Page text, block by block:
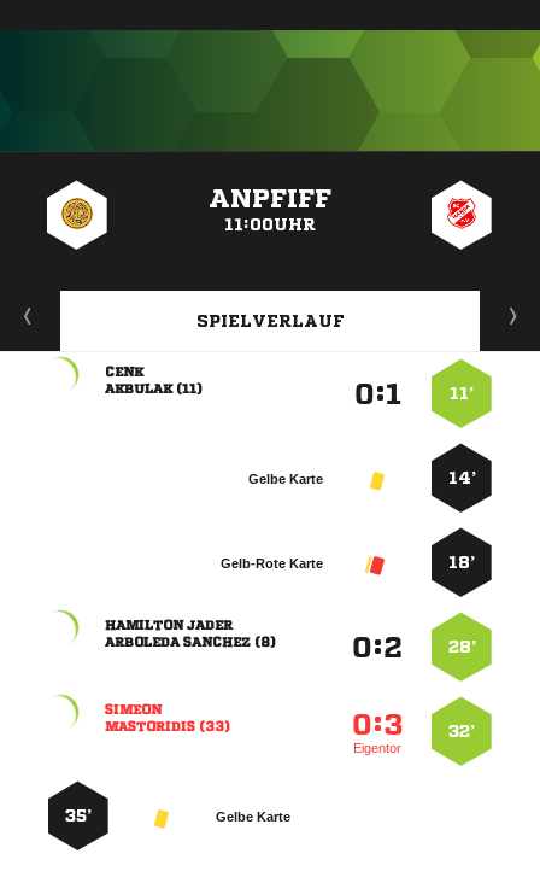
ANPFIFF
11:00UHR
SPIELVERLAUF
11’
:

 
14’
Gelbe Karte
18’
Gelb-Rote Karte
28’
:
 
  
32’
:
Eigentor

 
Gelbe Karte
35’